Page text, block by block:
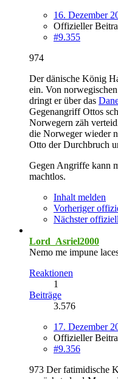
16. Dezember
Offizieller
#9.355
974
Der dänische König
ein. Von
dringt er über das
Gegenangriff Ottos
Norwegern zäh
die Norweger wieder
Otto der Durchbruch
Gegen Angriffe kann
machtlos.
Inhalt melden
Vorheriger
Nächster
Lord_Asriel2000
Nemo me impune
Reaktionen
1
Beiträge
3.576
17. Dezember
Offizieller
#9.356
973 Der fatimidische